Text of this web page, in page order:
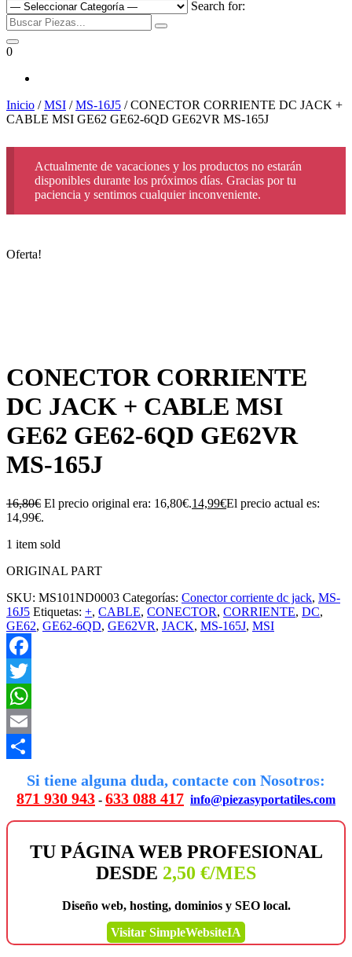
Search for:
0
Inicio /MSI /MS-16J5 / CONECTOR CORRIENTE DC JACK +
CABLE MSI GE62 GE62-6QD GE62VR MS-165J
Actualmente de vacaciones y los productos no estarán
disponibles durante los próximos días. Gracias por tu
paciencia y sentimos cualquier inconveniente.
Oferta!
CONECTOR CORRIENTE
DC JACK + CABLE MSI
GE62 GE62-6QD GE62VR
MS-165J
16,80€ El precio original era: 16,80€.14,99€El precio actual es:
14,99€.
1 item sold
ORIGINAL PART
SKU: MS101ND0003 Categorías: Conector corriente dc jack, MS-
16J5 Etiquetas: +, CABLE, CONECTOR, CORRIENTE, DC,
GE62, GE62-6QD, GE62VR, JACK, MS-165J, MSI
Facebook
Twitter
WhatsApp
Email
Si tiene alguna duda, contacte con Nosotros:
871 930 943 - 633 088 417 info@piezasyportatiles.com
TU PÁGINA WEB PROFESIONAL
DESDE 2,50 €/MES
Diseño web, hosting, dominios y SEO local.
Visitar SimpleWebsiteIA